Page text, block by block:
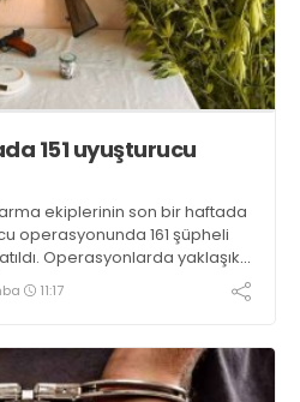
151 uyuşturucu
ekiplerinin son bir haftada
operasyonunda 161 şüpheli
Operasyonlarda yaklaşık
ile 121 kök kenevir bitkisi
11:17